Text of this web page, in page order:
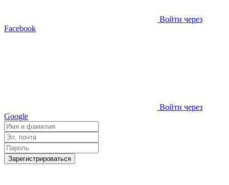
Войти через
Facebook
Войти через
Google
Зарегистрироваться